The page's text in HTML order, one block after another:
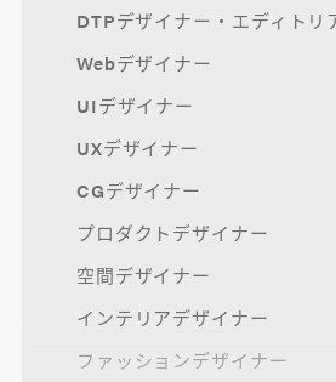
DTPデザイナー・エディトリ
Webデザイナー
UIデザイナー
UXデザイナー
CGデザイナー
プロダクトデザイナー
空間デザイナー
インテリアデザイナー
ファッションデザイナー